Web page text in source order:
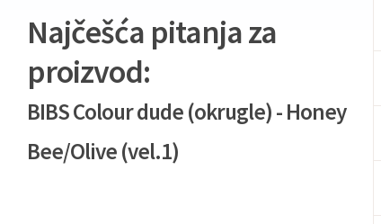
Najčešća pitanja za
proizvod:
BIBS Colour dude (okrugle) - Honey
Bee/Olive (vel.1)